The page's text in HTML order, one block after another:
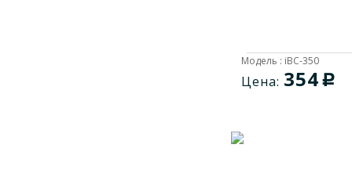
Цена: 354 c
Модель : iBC-350